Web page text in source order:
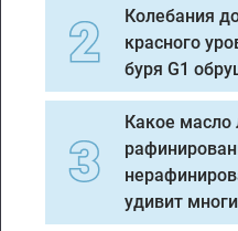
Колебания
красного
буря G1
Какое
удивит